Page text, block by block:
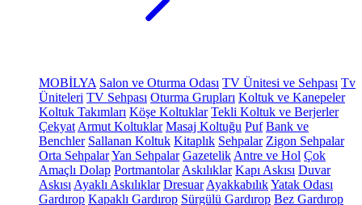
MOBİLYA Salon ve Oturma Odası TV Ünitesi ve Sehpası Tv
Üniteleri TV Sehpası Oturma Grupları Koltuk ve Kanepeler
Koltuk Takımları Köşe Koltuklar Tekli Koltuk ve Berjerler
Çekyat Armut Koltuklar Masaj Koltuğu Puf Bank ve
Benchler Sallanan Koltuk Kitaplık Sehpalar Zigon Sehpalar
Orta SehpalarYan Sehpalar Gazetelik Antre ve Hol Çok
Amaçlı Dolap Portmantolar Askılıklar Kapı Askısı Duvar
Askısı Ayaklı Askılıklar Dresuar AyakkabılıkYatak Odası
Gardırop Kapaklı Gardırop Sürgülü Gardırop Bez Gardırop